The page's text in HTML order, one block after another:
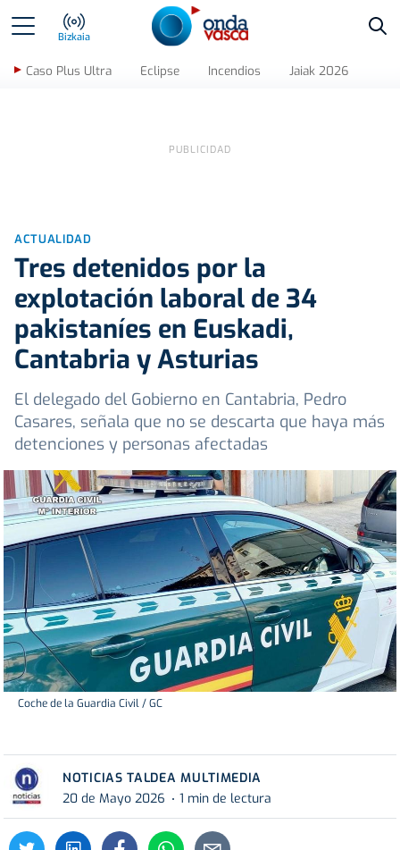
Bizkaia
Caso Plus Ultra Eclipse Incendios Jaiak 2026
ACTUALIDAD
Tres detenidos por la
explotación laboral de 34
pakistaníes en Euskadi,
Cantabria y Asturias
El delegado del Gobierno en Cantabria, Pedro
Casares, señala que no se descarta que haya más
detenciones y personas afectadas
Coche de la Guardia Civil / GC
NOTICIAS TALDEA MULTIMEDIA
20 de Mayo 2026
1 min de lectura